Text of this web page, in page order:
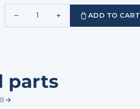
− 1 + ADD TO CART
parts